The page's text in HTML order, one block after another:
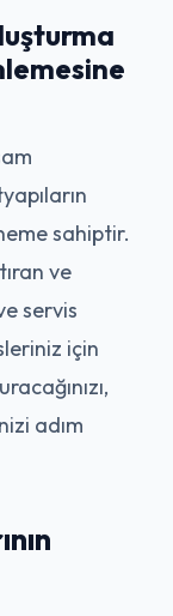
sahiptir.
ve
servis
için
adım